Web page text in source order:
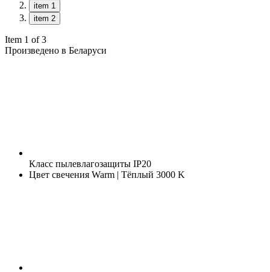
item 1
item 2
Item 1 of 3
Произведено в Беларуси
Класс пылевлагозащиты IP20
Цвет свечения Warm | Тёплый 3000 K